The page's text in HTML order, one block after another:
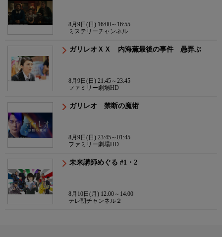
8月9日(日) 16:00～16:55
ミステリーチャンネル
ガリレオＸＸ 内海薫最後の事件 愚弄ぶ
8月9日(日) 21:45～23:45
ファミリー劇場HD
ガリレオ 禁断の魔術
8月9日(日) 23:45～01:45
ファミリー劇場HD
未来講師めぐる #1・2
8月10日(月) 12:00～14:00
テレ朝チャンネル２